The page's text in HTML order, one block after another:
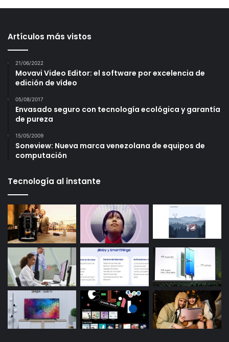
Artículos más vistos
21/06/2022
Movavi Video Editor: el software por excelencia de
edición de vídeo
05/08/2017
Envasado seguro con tecnología ecológica y garantía
de pureza
15/05/2009
Soneview: Nueva marca venezolana de equipos de
computación
Tecnología al instante